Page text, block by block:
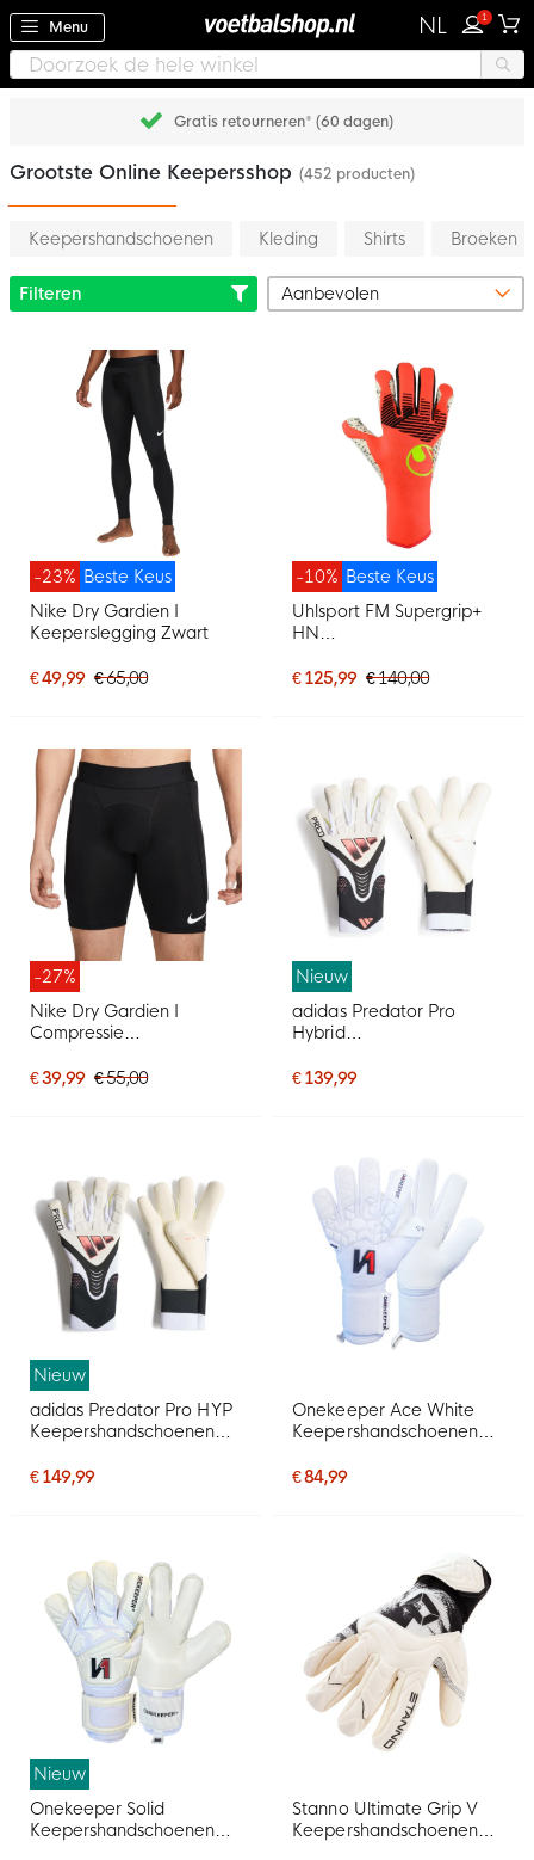
Menu NL 1
Gratis retourneren* (60 dagen)
Grootste Online Keepersshop (452 producten)
Keepershandschoenen Kleding Shirts Broeken
Filteren
Beste Keus
-23%
Nike Dry Gardien I
Keeperslegging Zwart
€ 49,99 € 65,00
Beste Keus
-10%
Uhlsport FM Supergrip+
HN
Felrood Zwart Felgeel
€ 125,99 € 140,00
-27%
Nike Dry Gardien I
Compressie
€ 39,99 € 55,00
Nieuw
adidas Predator Pro
Hybrid
Wit Zwart Roze
€ 139,99
Nieuw
adidas Predator Pro HYP
Keepershandschoenen
€ 149,99
Onekeeper Ace White
Keepershandschoenen
€ 84,99
Nieuw
Onekeeper Solid
Keepershandschoenen
Stanno Ultimate Grip V
Keepershandschoenen